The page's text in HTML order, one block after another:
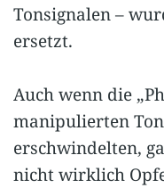
Tonsignalen –
ersetzt.
Auch wenn die
manipulierten
erschwindelten,
nicht wirklich